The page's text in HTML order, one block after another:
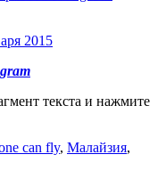
2015
текста и нажмите
can fly, Малайзия,